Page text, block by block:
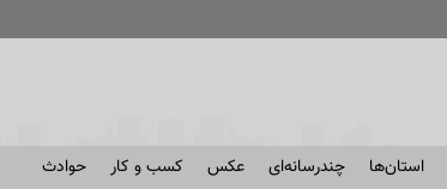
استان‌ها چندرسانه‌ای عکس کسب و کار حوادث